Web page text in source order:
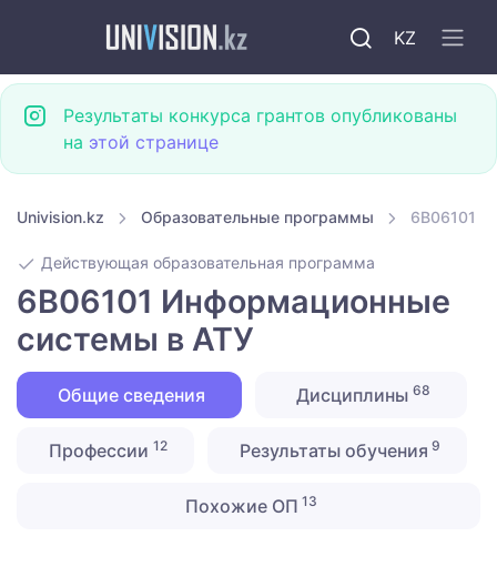
KZ
Результаты конкурса грантов опубликованы
на этой странице
Univision.kz Образовательные программы 6B06101
Действующая образовательная программа
6B06101 Информационные
системы в АТУ
Общие сведения Дисциплины 68
Профессии 12 Результаты обучения 9
Похожие ОП 13